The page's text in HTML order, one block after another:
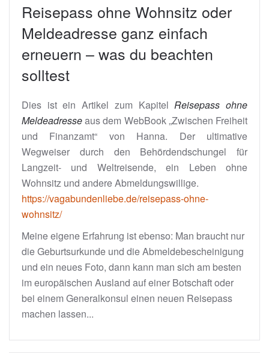
Reisepass ohne Wohnsitz oder
Meldeadresse ganz einfach
erneuern – was du beachten
solltest
Dies ist ein Artikel zum KapitelReisepass ohne
Meldeadresseaus dem WebBook „Zwischen Freiheit
und Finanzamt“ von Hanna. Der ultimative
Wegweiser durch den Behördendschungel für
Langzeit- und Weltreisende, ein Leben ohne
Wohnsitz und andere Abmeldungswillige.
https://vagabundenliebe.de/reisepass-ohne-
wohnsitz/
Meine eigene Erfahrung ist ebenso: Man braucht nur
die Geburtsurkunde und die Abmeldebescheinigung
und ein neues Foto, dann kann man sich am besten
im europäischen Ausland auf einer Botschaft oder
bei einem Generalkonsul einen neuen Reisepass
machen lassen...